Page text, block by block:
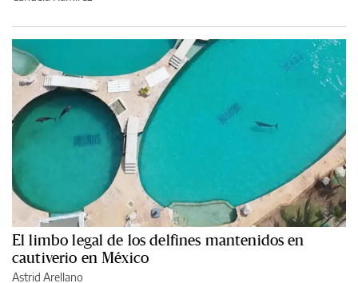
El limbo legal de los delfines mantenidos en
cautiverio en México
Astrid Arellano